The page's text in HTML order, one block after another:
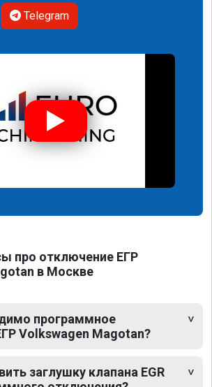
Telegram
про отключение ЕГР
в Москве
программное
Volkswagen Magotan?
заглушку клапана EGR